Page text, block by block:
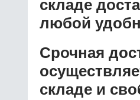
складе
любой
Срочная
складе и